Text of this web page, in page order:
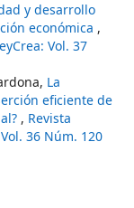
y desarrollo
económica ,
Vol. 37
La
eficiente de
, Revista
36 Núm. 120